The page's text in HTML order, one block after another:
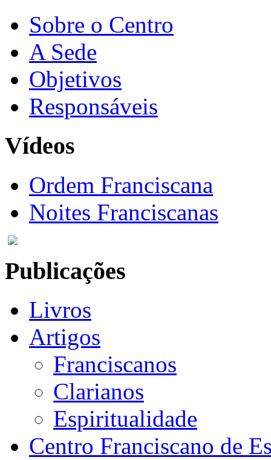
Sobre o Centro
A Sede
Objetivos
Responsáveis
Vídeos
Ordem Franciscana
Noites Franciscanas
Publicações
Livros
Artigos
Franciscanos
Clarianos
Espiritualidade
Centro Franciscano de